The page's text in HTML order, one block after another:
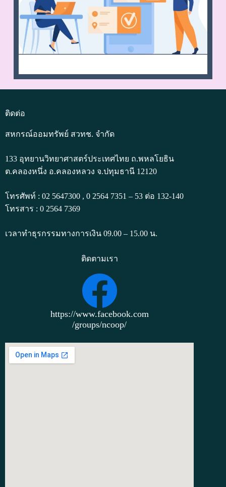
ติดต่อ
สหกรณ์ออมทรัพย์ สวทช. จำกัด
133 อุทยานวิทยาศาสตร์ประเทศไทย ถ.พหลโยธิน
ต.คลองหนึ่ง อ.คลองหลวง จ.ปทุมธานี 12120
โทรศัพท์ : 02 5647300 , 0 2564 7351 – 53 ต่อ 132-140
โทรสาร : 0 2564 7369
เวลาทำธุรกรรมทางการเงิน 09.00 – 15.00 น.
ติดตามเรา
https://www.facebook.com
/groups/ncoop/